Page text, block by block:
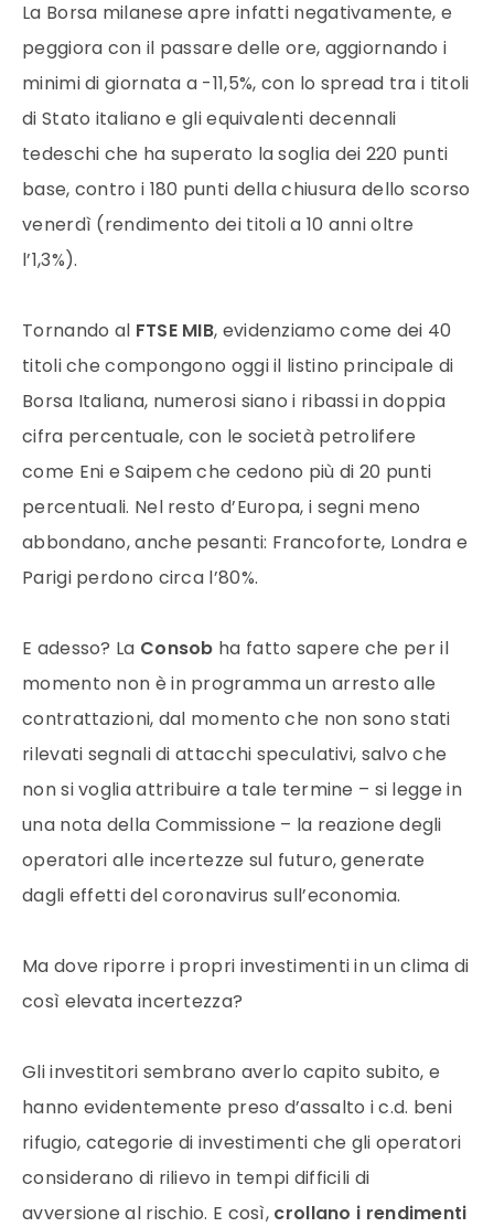
La Borsa milanese apre infatti negativamente, e
peggiora con il passare delle ore, aggiornando i
minimi di giornata a -11,5%, con lo spread tra i titoli
di Stato italiano e gli equivalenti decennali
tedeschi che ha superato la soglia dei 220 punti
base, contro i 180 punti della chiusura dello scorso
venerdì (rendimento dei titoli a 10 anni oltre
l’1,3%).
Tornando al FTSE MIB, evidenziamo come dei 40
titoli che compongono oggi il listino principale di
Borsa Italiana, numerosi siano i ribassi in doppia
cifra percentuale, con le società petrolifere
come Eni e Saipem che cedono più di 20 punti
percentuali. Nel resto d’Europa, i segni meno
abbondano, anche pesanti: Francoforte, Londra e
Parigi perdono circa l’80%.
E adesso? La Consob ha fatto sapere che per il
momento non è in programma un arresto alle
contrattazioni, dal momento che non sono stati
rilevati segnali di attacchi speculativi, salvo che
non si voglia attribuire a tale termine – si legge in
una nota della Commissione – la reazione degli
operatori alle incertezze sul futuro, generate
dagli effetti del coronavirus sull’economia.
Ma dove riporre i propri investimenti in un clima di
così elevata incertezza?
Gli investitori sembrano averlo capito subito, e
hanno evidentemente preso d’assalto i c.d. beni
rifugio, categorie di investimenti che gli operatori
considerano di rilievo in tempi difficili di
avversione al rischio. E così, crollano i rendimenti